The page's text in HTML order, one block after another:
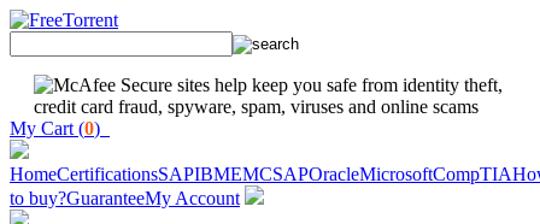
My Cart (0)
HomeCertificationsSAPIBMEMCSAPOracleMicrosoftCompTIA
to buy?GuaranteeMy Account